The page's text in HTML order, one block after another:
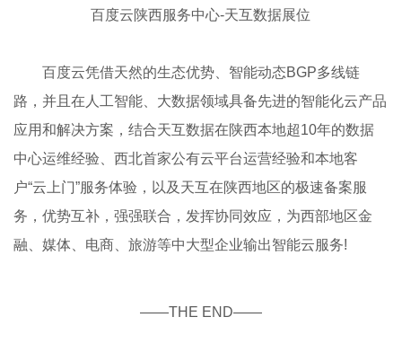
百度云陕西服务中心-天互数据展位
百度云凭借天然的生态优势、智能动态BGP多线链
路，并且在人工智能、大数据领域具备先进的智能化云产品
应用和解决方案，结合天互数据在陕西本地超10年的数据
中心运维经验、西北首家公有云平台运营经验和本地客
户“云上门”服务体验，以及天互在陕西地区的极速备案服
务，优势互补，强强联合，发挥协同效应，为西部地区金
融、媒体、电商、旅游等中大型企业输出智能云服务!
——THE END——